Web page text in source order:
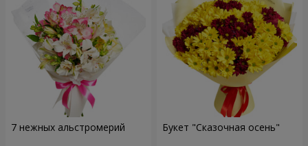
7 нежных альстромерий Букет "Сказочная осень"